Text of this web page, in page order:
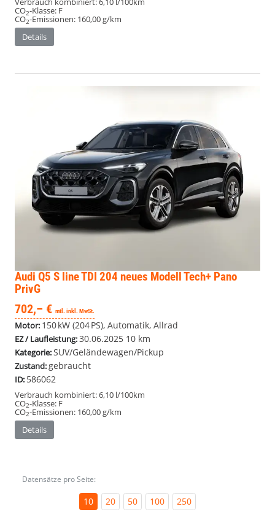
CO2-Klasse: F
CO2-Emissionen: 160,00 g/km
Details
Audi Q5 S line TDI 204 neues Modell Tech+ Pano
PrivG
702,– € mtl. inkl. MwSt.
Motor: 150 kW (204 PS), Automatik, Allrad
EZ / Laufleistung:30.06.2025 10 km
Kategorie:SUV/Geländewagen/Pickup
Zustand: gebraucht
ID: 586062
Verbrauch kombiniert:6,10 l/100km
CO2-Klasse: F
CO2-Emissionen: 160,00 g/km
Details
Datensätze pro Seite:
10 20 50 100 250